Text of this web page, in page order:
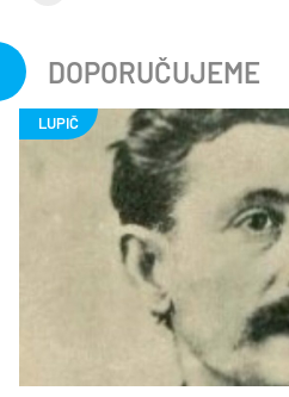
DOPORUČUJEME